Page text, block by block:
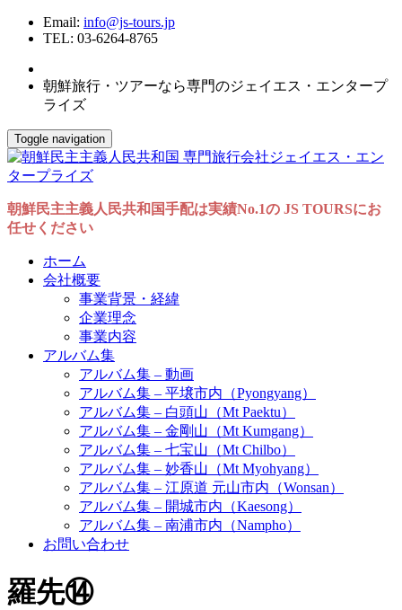
Email: info@js-tours.jp
TEL: 03-6264-8765
朝鮮旅行・ツアーなら専門のジェイエス・エンタープ
ライズ
Toggle navigation
朝鮮民主主義人民共和国手配は実績No.1の JS TOURSにお
任せください
ホーム
会社概要
事業背景・経緯
企業理念
事業内容
アルバム集
アルバム集 – 動画
アルバム集 – 平壌市内（Pyongyang）
アルバム集 – 白頭山（Mt Paektu）
アルバム集 – 金剛山（Mt Kumgang）
アルバム集 – 七宝山（Mt Chilbo）
アルバム集 – 妙香山（Mt Myohyang）
アルバム集 – 江原道 元山市内（Wonsan）
アルバム集 – 開城市内（Kaesong）
アルバム集 – 南浦市内（Nampho）
お問い合わせ
羅先⑭